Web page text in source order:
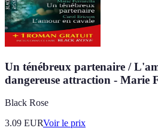
Un ténébreux partenaire /
dangereuse attraction - Marie
Black Rose
3.09 EURVoir le prix